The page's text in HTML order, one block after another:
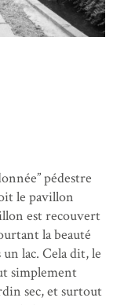
pédestre
le pavillon
est recouvert
la beauté
lac. Cela dit, le
simplement
sec, et surtout